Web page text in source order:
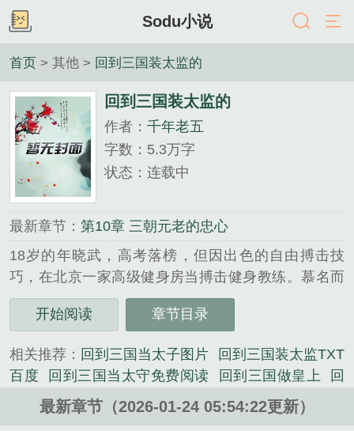
Sodu小说
首页 > 其他 > 回到三国装太监的
回到三国装太监的
作者： 千年老五
字数：5.3万字
状态：连载中
最新章节： 第10章 三朝元老的忠心
18岁的年晓武，高考落榜，但因出色的自由搏击技
巧，在北京一家高级健身房当搏击健身教练。慕名而
来的女学员环绕着这个小鲜肉，而年晓武的眼中只有
一个叫何灵思的少妇。阴差阳错间，年晓武自慰的精
国，却被当成小白脸，要被汉灵帝宠幸。。。而年晓
武却发现灵帝身后凤榻上的女人，像极了何灵思。为
求活命，年晓武兵行险招，随后便开启了一场“装太
开始阅读 章节目录
相关推荐： 回到三国当太子图片
回到三国装太监TXT
百度
回到三国当太守免费阅读 回到三国做皇上
回
到三国当太子攻略 回到三国1 回到三国当皇上简介
回到三国当太监
回到三国装太监年
最新章节（2026-01-24 05:54:22更新）